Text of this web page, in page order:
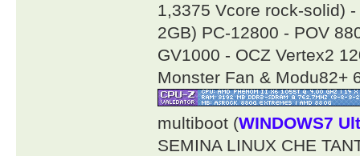
1,3375 Vcore rock-solid)
2GB) PC-12800 - POV
GV1000 - OCZ Vertex2
Monster Fan & Modu82+
multiboot (WINDOWS7
SEMINA LINUX CHE